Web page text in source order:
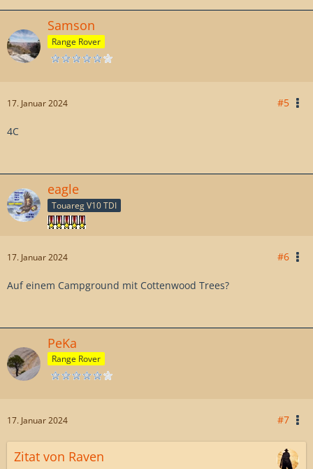
Samson
Range Rover
17. Januar 2024 #5
4C
eagle
Touareg V10 TDI
17. Januar 2024 #6
Auf einem Campground mit Cottenwood Trees?
PeKa
Range Rover
17. Januar 2024 #7
Zitat von Raven